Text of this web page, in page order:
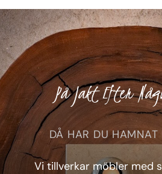
På Jakt Efter
DÅ HAR DU HAMNAT
Vi tillverkar möbler med